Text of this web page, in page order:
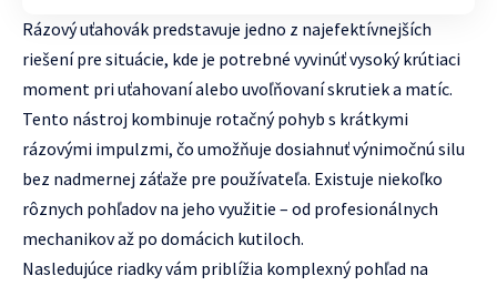
Rázový uťahovák predstavuje jedno z najefektívnejších
riešení pre situácie, kde je potrebné vyvinúť vysoký krútiaci
moment pri uťahovaní alebo uvoľňovaní skrutiek a matíc.
Tento nástroj kombinuje rotačný pohyb s krátkymi
rázovými impulzmi, čo umožňuje dosiahnuť výnimočnú silu
bez nadmernej záťaže pre používateľa. Existuje niekoľko
rôznych pohľadov na jeho využitie – od profesionálnych
mechanikov až po domácich kutiloch.
Nasledujúce riadky vám priblížia komplexný pohľad na